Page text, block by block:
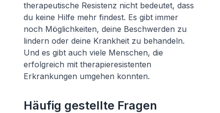
therapeutische Resistenz nicht bedeutet, dass
du keine Hilfe mehr findest. Es gibt immer
noch Möglichkeiten, deine Beschwerden zu
lindern oder deine Krankheit zu behandeln.
Und es gibt auch viele Menschen, die
erfolgreich mit therapieresistenten
Erkrankungen umgehen konnten.
Häufig gestellte Fragen